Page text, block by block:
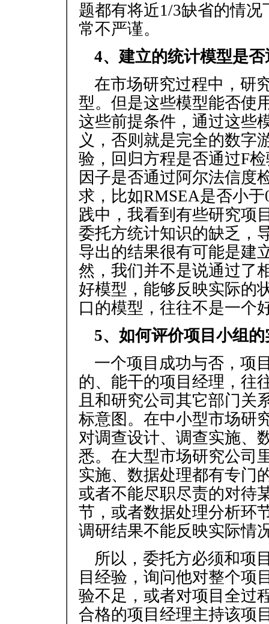
题都有将近1/3缺省的情
常不严谨。
4、建立的统计模型是
在市场研究过程中，研
型。但是这些模型能否使
这些前提条件，通过这些
义，否则就是完全的数字
验，回归方程是否通过F
因子是否通过阿尔法信度
求，比如RMSEA是否小
践中，我看到有些研究项
委托方统计知识的缺乏，
导出的结果很有可能是建
然，我们并不是说通过了
好模型，能够反映实际的
口的模型，往往不是一个
5、如何评价项目小组
一个项目成功与否，项
的、能干的项目经理，往
且和研究公司其它部门关
标意图。在中小型市场研
对调查设计、调查实施、
悉。在大型市场研究公司
实施、数据处理都有专门
或者不能尽职尽责的对待
节，或者数据处理分析环
调研结果不能反映实际情
所以，委托方必须和项
目经验，询问他对整个项
验不足，或者对项目全过
合格的项目经理主持该项